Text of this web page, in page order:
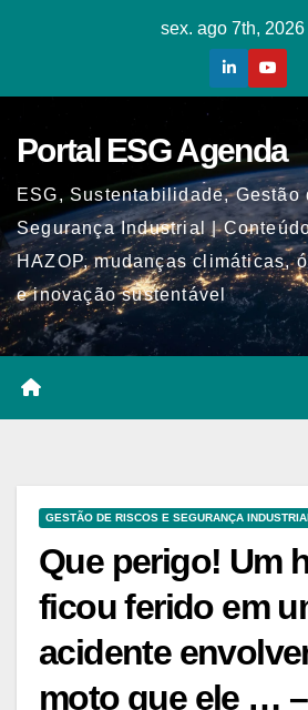
sex. ago 7th, 2026
Portal ESG Agenda
ESG, Sustentabilidade, Gestão
Segurança Industrial |
HAZOP, mudanças climáticas,
e inovação sustentável
GESTÃO DE RISCOS E SEGURANÇA
Que perigo! Um
ficou ferido em
acidente
moto que ele … –